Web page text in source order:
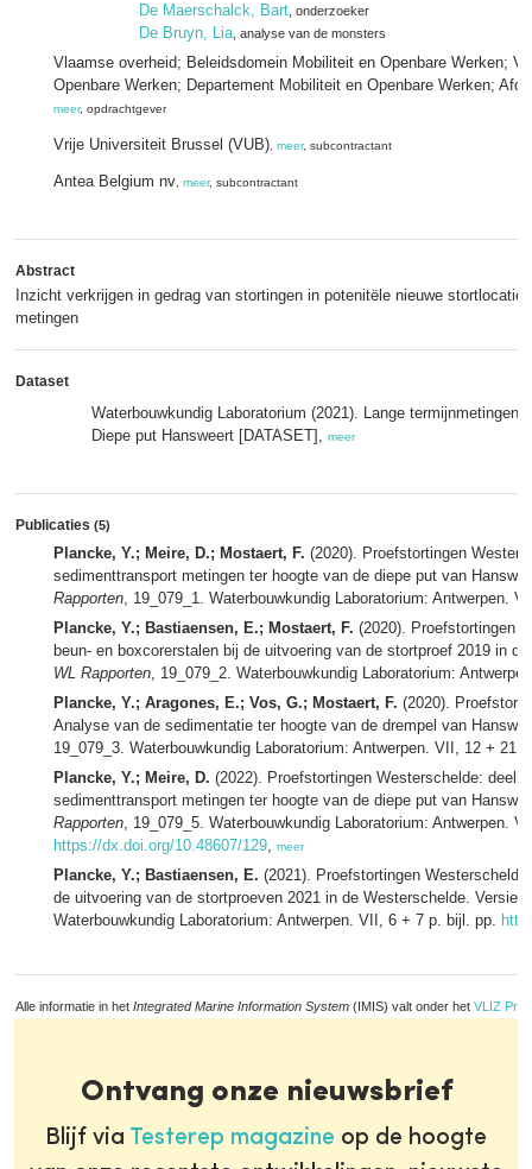
De Maerschalck, Bart , onderzoeker
De Bruyn, Lia , analyse van de monsters
Vlaamse overheid; Beleidsdomein Mobiliteit en Openbare Werken;
Openbare Werken; Departement Mobiliteit en Openbare Werken;
meer, opdrachtgever
Vrije Universiteit Brussel (VUB) meer, subcontractant
Antea Belgium nv meer, subcontractant
Abstract
Inzicht verkrijgen in gedrag van stortingen in potenitële nieuwe
metingen
Dataset
Waterbouwkundig Laboratorium (2021). Lange termijnmetingen
Diepe put Hansweert [DATASET], meer
Publicaties (5)
Plancke, Y.; Meire, D.; Mostaert, F. (2020). Proefstortingen
sedimenttransport metingen ter hoogte van de diepe put van
Rapporten, 19_079_1. Waterbouwkundig Laboratorium: Antwerpen.
Plancke, Y.; Bastiaensen, E.; Mostaert, F. (2020). Proefstortingen
beun- en boxcorerstalen bij de uitvoering van de stortproef 2019 in
WL Rapporten, 19_079_2. Waterbouwkundig Laboratorium:
Plancke, Y.; Aragones, E.; Vos, G.; Mostaert, F. (2020).
Analyse van de sedimentatie ter hoogte van de drempel van
19_079_3. Waterbouwkundig Laboratorium: Antwerpen. VII, 12 + 21
Plancke, Y.; Meire, D. (2022). Proefstortingen Westerschelde:
sedimenttransport metingen ter hoogte van de diepe put van
Rapporten, 19_079_5. Waterbouwkundig Laboratorium: Antwerpen.
https://dx.doi.org/10.48607/129, meer
Plancke, Y.; Bastiaensen, E. (2021). Proefstortingen
de uitvoering van de stortproeven 2021 in de Westerschelde. Versie
Waterbouwkundig Laboratorium: Antwerpen. VII, 6 + 7 p. bijl. pp.
Alle informatie in het Integrated Marine Information System (IMIS) valt onder het VLIZ
Ontvang onze nieuwsbrief
Blijf via Testerep magazine op de hoogte